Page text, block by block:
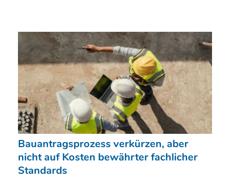
Bauantragsprozess verkürzen, aber
nicht auf Kosten bewährter fachlicher
Standards